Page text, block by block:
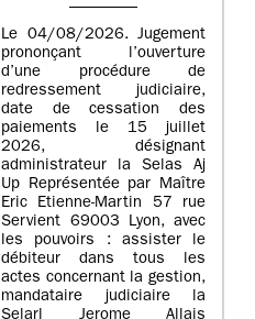
Le 04/08/2026. Jugement
prononçant l’ouverture
d’une procédure de
redressement judiciaire,
date de cessation des
paiements le 15 juillet
2026, désignant
administrateur la Selas Aj
Up Représentée par Maître
Eric Etienne-Martin 57 rue
Servient 69003 Lyon, avec
les pouvoirs : assister le
débiteur dans tous les
actes concernant la gestion,
mandataire judiciaire la